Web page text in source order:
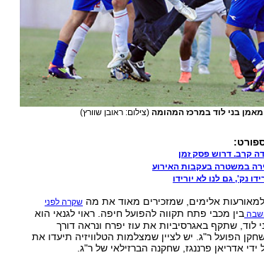
בני לוד במרכז המהומה (צילום: ראובן שוורץ)
קרב. דרוש פסק זמן
במשטרה בעקבות האירוע
נק', גם לנו לא יורידו
אלימים, שמזכירים מאוד את מה שקרה לפני
בין מכבי פתח תקווה להפועל חיפה. ראוי לגנאי הוא
לוד, שתקף באגרסיביות את עוז יפרח ונראה דורך
הפועל ר"ג. יש לציין שמצלמות הטלוויזיה תיעדו את
אדריאן פרננגז, שחקנה הברזילאי של ר"ג.